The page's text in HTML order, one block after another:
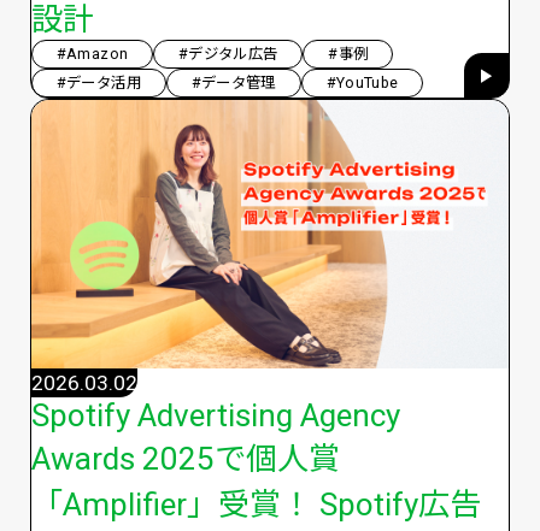
設計
#Amazon #デジタル広告
#事例
#データ活用
#データ管理 #YouTube
Spotify Advertising Agency
Awards 2025で個人賞
「Amplifier」受賞！ Spotify広告
2026.03.02